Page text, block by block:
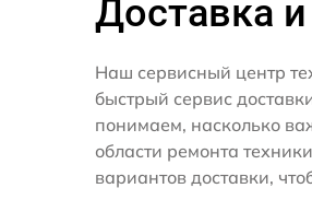
Доставка
Наш сервисный центр
быстрый сервис
понимаем, насколько
области ремонта
вариантов доставки,